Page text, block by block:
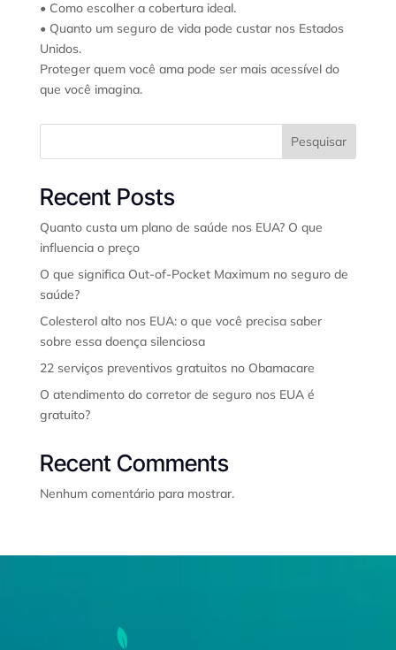
• Como escolher a cobertura ideal.
• Quanto um seguro de vida pode custar nos Estados
Unidos.
Proteger quem você ama pode ser mais acessível do
que você imagina.
Pesquisar
Recent Posts
Quanto custa um plano de saúde nos EUA? O que
influencia o preço
O que significa Out-of-Pocket Maximum no seguro de
saúde?
Colesterol alto nos EUA: o que você precisa saber
sobre essa doença silenciosa
22 serviços preventivos gratuitos no Obamacare
O atendimento do corretor de seguro nos EUA é
gratuito?
Recent Comments
Nenhum comentário para mostrar.